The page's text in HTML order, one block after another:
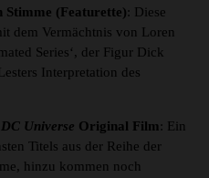
Stimme (Featurette): Diese
dem Vermächtnis von Loren
Series‘, der Figur Dick
Interpretation des
DC Universe Original Film: Ein
Titels aus der Reihe der
hinzu kommen noch